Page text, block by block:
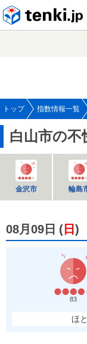
トップ 指数情報一覧
白山市の不
金沢市 輪島
08月09日 ( 日 )
83
ほ